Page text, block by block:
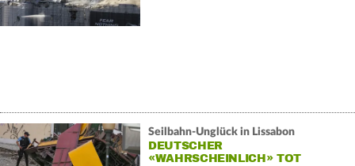
Seilbahn-Unglück in Lissabon
DEUTSCHER
«WAHRSCHEINLICH» TOT